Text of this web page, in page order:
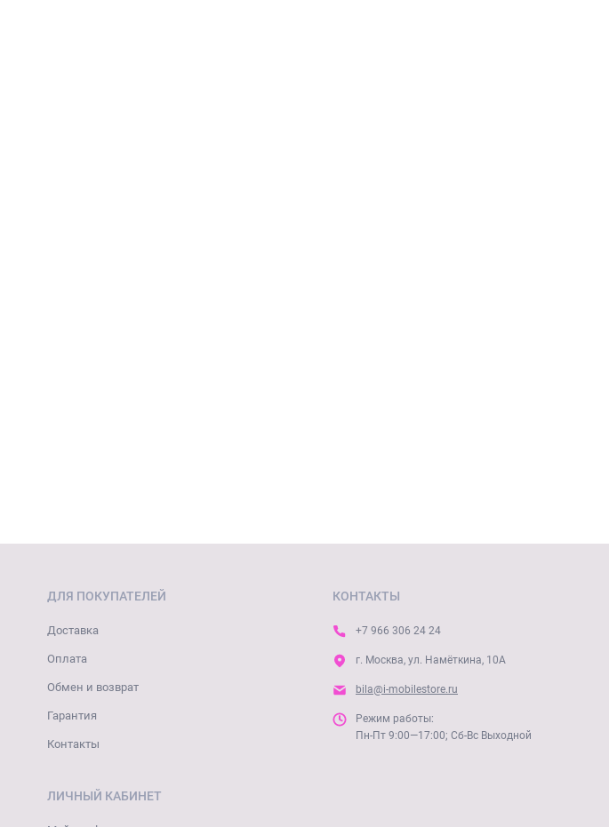
ДЛЯ ПОКУПАТЕЛЕЙ
Доставка
Оплата
Обмен и возврат
Гарантия
Контакты
ЛИЧНЫЙ КАБИНЕТ
КОНТАКТЫ
+7 966 306 24 24
г. Москва, ул. Намёткина, 10А
bila@i-mobilestore.ru
Режим работы:
Пн-Пт 9:00—17:00; Сб-Вс Выходной